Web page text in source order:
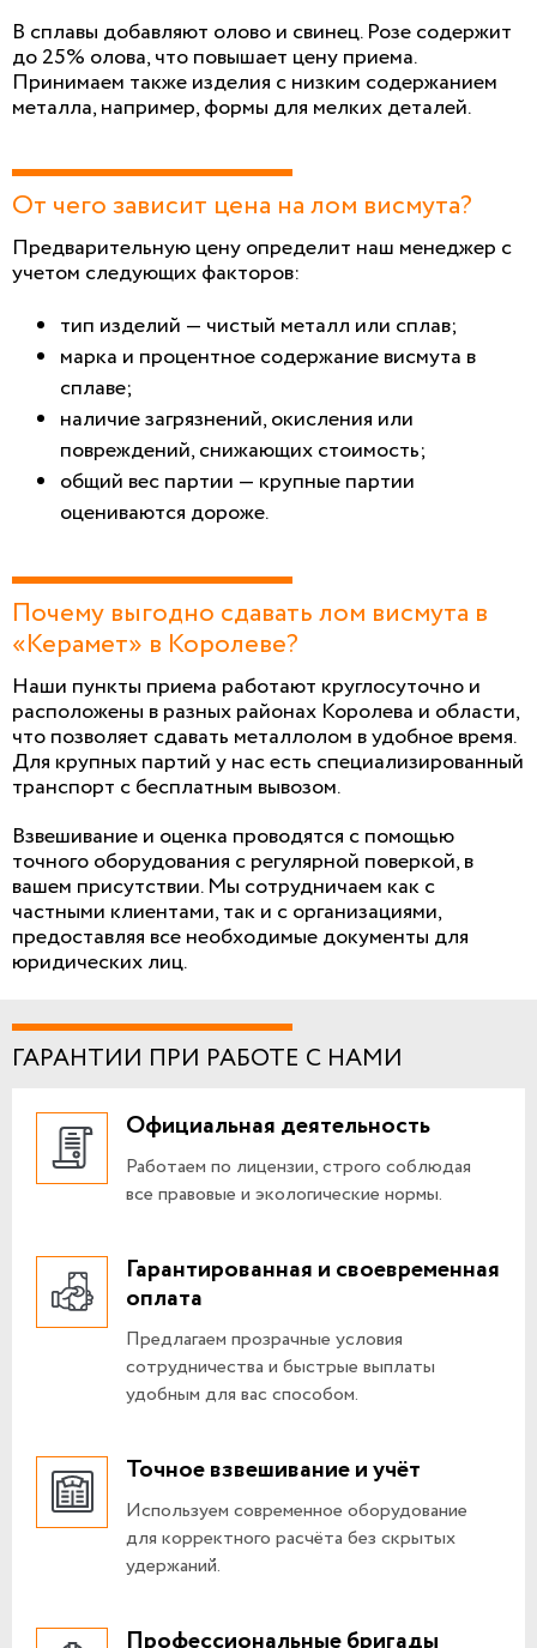
В сплавы добавляют олово и свинец. Розе содержит
до 25% олова, что повышает цену приема.
Принимаем также изделия с низким содержанием
металла, например, формы для мелких деталей.
От чего зависит цена на лом висмута?
Предварительную цену определит наш менеджер с
учетом следующих факторов:
тип изделий — чистый металл или сплав;
марка и процентное содержание висмута в
сплаве;
наличие загрязнений, окисления или
повреждений, снижающих стоимость;
общий вес партии — крупные партии
оцениваются дороже.
Почему выгодно сдавать лом висмута в
«Керамет» в Королеве?
Наши пункты приема работают круглосуточно и
расположены в разных районах Королева и области,
что позволяет сдавать металлолом в удобное время.
Для крупных партий у нас есть специализированный
транспорт с бесплатным вывозом.
Взвешивание и оценка проводятся с помощью
точного оборудования с регулярной поверкой, в
вашем присутствии. Мы сотрудничаем как с
частными клиентами, так и с организациями,
предоставляя все необходимые документы для
юридических лиц.
ГАРАНТИИ ПРИ РАБОТЕ С НАМИ
Официальная деятельность
Работаем по лицензии, строго соблюдая
все правовые и экологические нормы.
Гарантированная и своевременная
оплата
Предлагаем прозрачные условия
сотрудничества и быстрые выплаты
удобным для вас способом.
Точное взвешивание и учёт
Используем современное оборудование
для корректного расчёта без скрытых
удержаний.